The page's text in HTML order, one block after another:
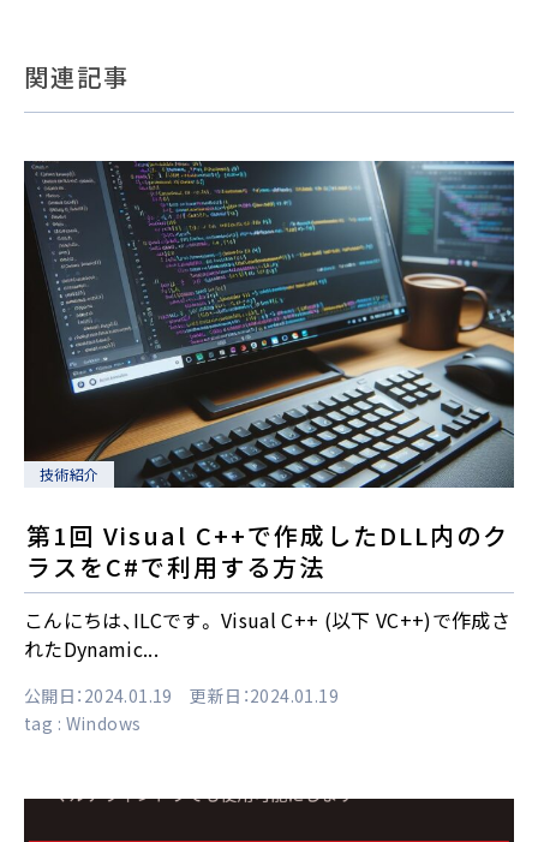
関連記事
技術紹介
第1回 Visual C++で作成したDLL内のク
ラスをC#で利用する方法
こんにちは、ILCです。 Visual C++ (以下 VC++)で作成さ
れたDynamic...
公開日：2024.01.19 更新日：2024.01.19
tag : Windows